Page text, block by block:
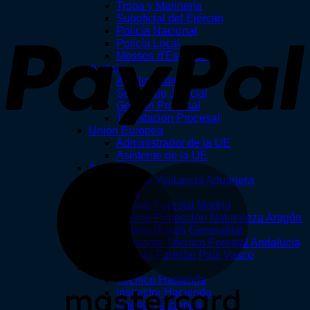
Tropa y Marinería
Suboficial del Ejército
Policía Nacional
Policía Local
Mossos d'Esquadra
Justicia
Auxilio Judicial
Secretario Judicial
Gestión Procesal
Tramitación Procesal
Unión Europea
Administrador de la UE
Asistente de la UE
Aduanas
Agente Vigilancia Aduanera
Forestales
Agente Forestal Madrid
Agente Protección Naturaleza Aragón
Agents Rurals Generalitat
Ayudante Técnico Forestal Andalucía
Guarda Forestal País Vasco
Técnico Hacienda
Inspector Hacienda
Agente Hacienda